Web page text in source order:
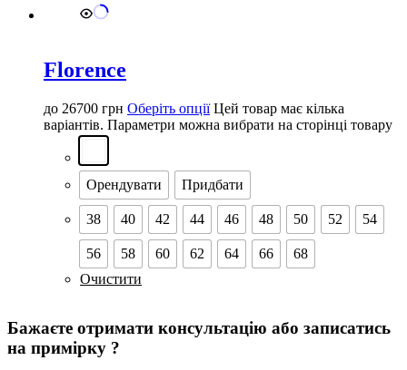
Florence
до 26700 грн Оберіть опції Цей товар має кілька
варіантів. Параметри можна вибрати на сторінці товару
Орендувати Придбати
38 40 42 44 46 48 50 52 54
56 58 60 62 64 66
68
Очистити
Бажаєте отримати консультацію або записатись
на примірку ?